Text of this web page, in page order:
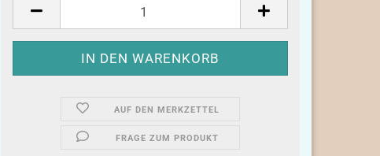
AUF DEN MERKZETTEL
FRAGE ZUM PRODUKT